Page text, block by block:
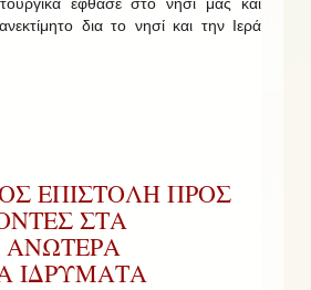
δια το νησί και την Ιερά
ΕΠΙΣΤΟΛΗ ΠΡΟΣ
ΣΤΑ
ΑΝΩΤΕΡΑ
ΙΔΡΥΜΑΤΑ